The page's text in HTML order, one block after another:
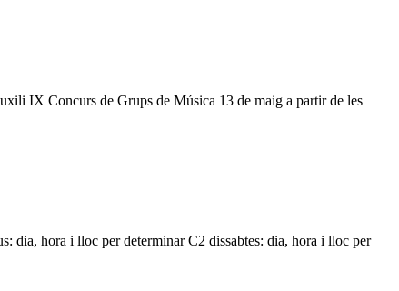
IX Concurs de Grups de Música 13 de maig a partir de les
dia, hora i lloc per determinar C2 dissabtes: dia, hora i lloc per